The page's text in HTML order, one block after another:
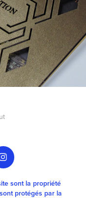
sont la propriété
protégés par la